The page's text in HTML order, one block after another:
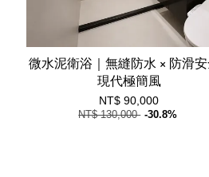
微水泥衛浴｜無縫防水 × 防滑安
現代極簡風
NT$ 90,000
NT$ 130,000 -30.8%